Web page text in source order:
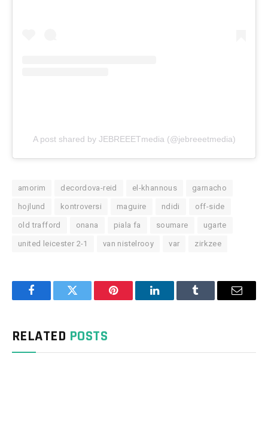
A post shared by JEBREEETmedia (@jebreeetmedia)
amorim decordova-reid el-khannous garnacho
hojlund kontroversi maguire ndidi off-side
old trafford onana piala fa soumare ugarte
united leicester 2-1 van nistelrooy var zirkzee
FacebookTwitter Pinterest LinkedInTumblr Email
RELATED POSTS